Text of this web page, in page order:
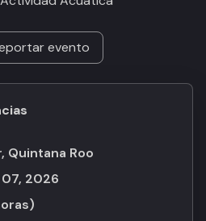
evento
Quintana Roo
07, 2026
)